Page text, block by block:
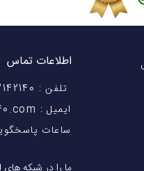
شماست! با 28 سال
اطلاعات تماس
تلفن : 02142140
ایمیل : support@mobile140.com
ساعات پاسخگویی